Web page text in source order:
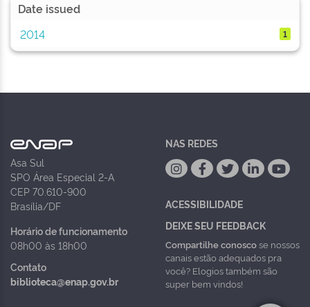
Date issued
2014
1
Asa Sul
SPO Área Especial 2-A
CEP 70.610-900
Brasília/DF
Horário de funcionamento
08h00 às 18h00
Contato
biblioteca@enap.gov.br
NAS REDES
ACESSIBILIDADE
DEIXE SEU FEEDBACK
Compartilhe conoscose nossos
canais estão adequados pra
você? Elogios também são
super bem vindos!